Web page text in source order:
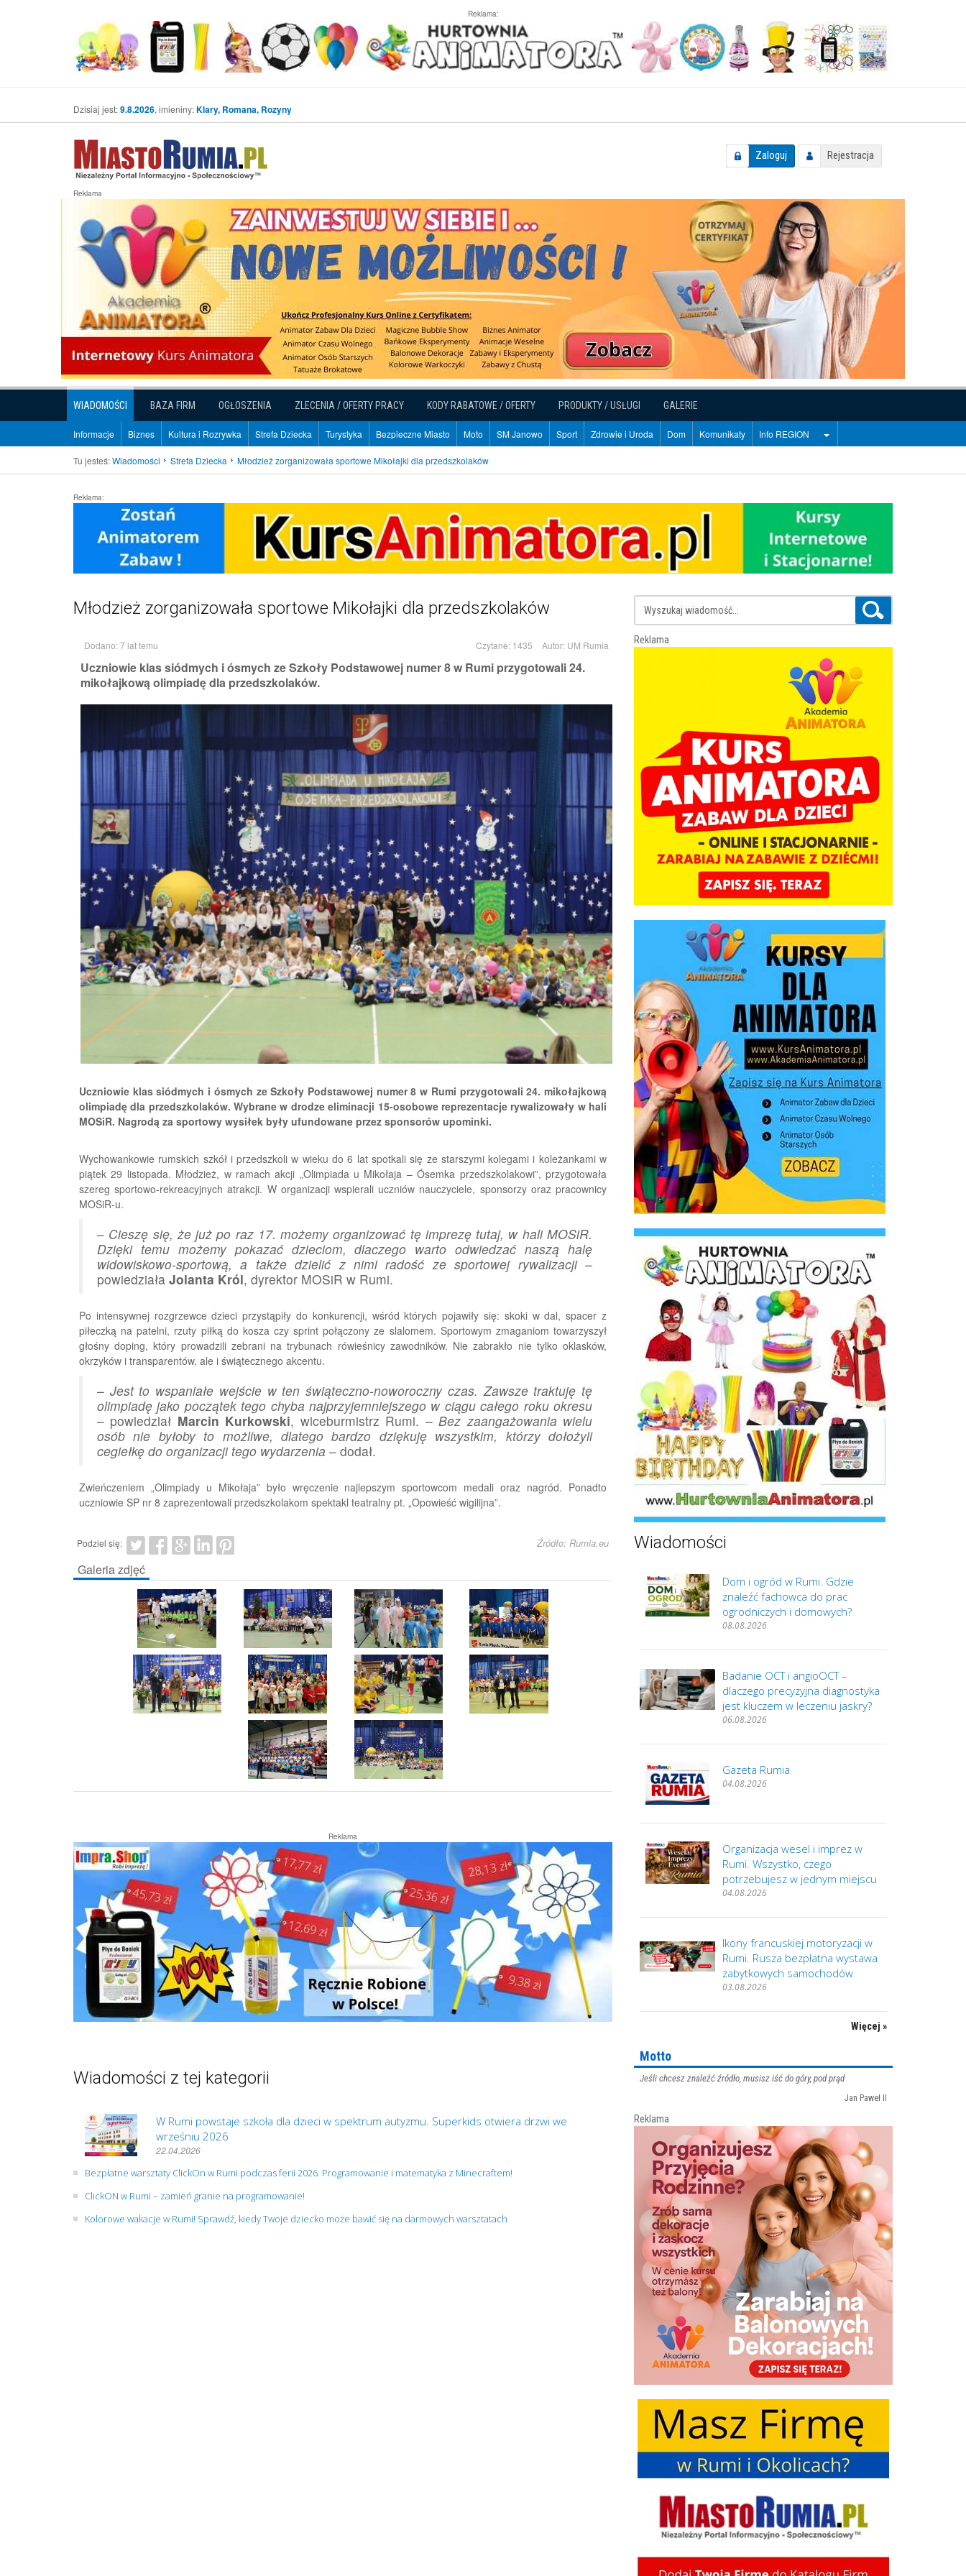
Reklama:
Dzisiaj jest:9.8.2026, imieniny:Klary, Romana, Rozyny
Zaloguj Rejestracja
Reklama
WIADOMOŚCI BAZA FIRM OGŁOSZENIA ZLECENIA / OFERTY PRACY KODY RABATOWE / OFERTY PRODUKTY / USŁUGI GALERIE
Informacje Biznes Kultura i Rozrywka Strefa Dziecka Turystyka Bezpieczne Miasto Moto SM Janowo Sport Zdrowie i Uroda Dom Komunikaty Info REGION
Tu jesteś:Wiadomości Strefa Dziecka Młodzież zorganizowała sportowe Mikołajki dla przedszkolaków
Reklama:
Młodzież zorganizowała sportowe Mikołajki dla przedszkolaków
Dodano: 7 lat temu Czytane: 1435 Autor: UM Rumia
Uczniowie klas siódmych i ósmych ze Szkoły Podstawowej numer 8 w Rumi przygotowali 24.
mikołajkową olimpiadę dla przedszkolaków.
Uczniowie klas siódmych i ósmych ze Szkoły Podstawowej numer 8 w Rumi przygotowali 24. mikołajkową
olimpiadę dla przedszkolaków. Wybrane w drodze eliminacji 15-osobowe reprezentacje rywalizowały w hali
MOSiR. Nagrodą za sportowy wysiłek były ufundowane przez sponsorów upominki.
Wychowankowie rumskich szkół i przedszkoli w wieku do 6 lat spotkali się ze starszymi kolegami i koleżankami w
piątek 29 listopada. Młodzież, w ramach akcji „Olimpiada u Mikołaja – Ósemka przedszkolakowi”, przygotowała
szereg sportowo-rekreacyjnych atrakcji. W organizacji wspierali uczniów nauczyciele, sponsorzy oraz pracownicy
MOSiR-u.
– Cieszę się, że już po raz 17. możemy organizować tę imprezę tutaj, w hali MOSiR.
Dzięki temu możemy pokazać dzieciom, dlaczego warto odwiedzać naszą halę
widowiskowo-sportową, a także dzielić z nimi radość ze sportowej rywalizacji –
powiedziała Jolanta Król, dyrektor MOSiR w Rumi.
Po intensywnej rozgrzewce dzieci przystąpiły do konkurencji, wśród których pojawiły się: skoki w dal, spacer z
piłeczką na patelni, rzuty piłką do kosza czy sprint połączony ze slalomem. Sportowym zmaganiom towarzyszył
głośny doping, który prowadzili zebrani na trybunach rówieśnicy zawodników. Nie zabrakło nie tylko oklasków,
okrzyków i transparentów, ale i świątecznego akcentu.
– Jest to wspaniałe wejście w ten świąteczno-noworoczny czas. Zawsze traktuję tę
olimpiadę jako początek tego chyba najprzyjemniejszego w ciągu całego roku okresu
– powiedział Marcin Kurkowski, wiceburmistrz Rumi. –Bez zaangażowania wielu
osób nie byłoby to możliwe, dlatego bardzo dziękuję wszystkim, którzy dołożyli
cegiełkę do organizacji tego wydarzenia – dodał.
Zwieńczeniem „Olimpiady u Mikołaja” było wręczenie najlepszym sportowcom medali oraz nagród. Ponadto
uczniowie SP nr 8 zaprezentowali przedszkolakom spektakl teatralny pt. „Opowieść wigilijna”.
Podziel się: Źródło: Rumia.eu
Galeria zdjęć
Reklama
Wiadomości z tej kategorii
W Rumi powstaje szkoła dla dzieci w spektrum autyzmu. Superkids otwiera drzwi we
wrześniu 2026
22.04.2026
Bezpłatne warsztaty ClickOn w Rumi podczas ferii 2026. Programowanie i matematyka z Minecraftem!
ClickON w Rumi – zamień granie na programowanie!
Kolorowe wakacje w Rumi! Sprawdź, kiedy Twoje dziecko może bawić się na darmowych warsztatach
Reklama
Wiadomości
Dom i ogród w Rumi. Gdzie
znaleźć fachowca do prac
ogrodniczych i domowych?
08.08.2026
Badanie OCT i angioOCT –
dlaczego precyzyjna diagnostyka
jest kluczem w leczeniu jaskry?
06.08.2026
Gazeta Rumia
04.08.2026
Organizacja wesel i imprez w
Rumi. Wszystko, czego
potrzebujesz w jednym miejscu
04.08.2026
Ikony francuskiej motoryzacji w
Rumi. Rusza bezpłatna wystawa
zabytkowych samochodów
03.08.2026
Więcej »
Motto
Jeśli chcesz znaleźć źródło, musisz iść do góry, pod prąd
Jan Paweł II
Reklama